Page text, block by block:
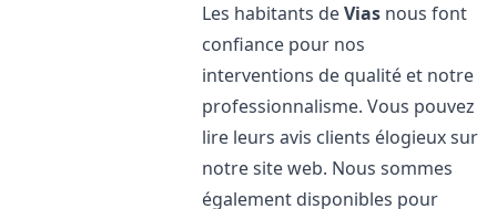
Les habitants deVias nous font
confiance pour nos
interventions de qualité et notre
professionnalisme. Vous pouvez
lire leurs avis clients élogieux sur
notre site web. Nous sommes
également disponibles pour